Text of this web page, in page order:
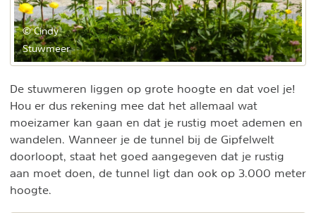
© Cindy
Stuwmeer
De stuwmeren liggen op grote hoogte en dat voel je!
Hou er dus rekening mee dat het allemaal wat
moeizamer kan gaan en dat je rustig moet ademen en
wandelen. Wanneer je de tunnel bij de Gipfelwelt
doorloopt, staat het goed aangegeven dat je rustig
aan moet doen, de tunnel ligt dan ook op 3.000 meter
hoogte.